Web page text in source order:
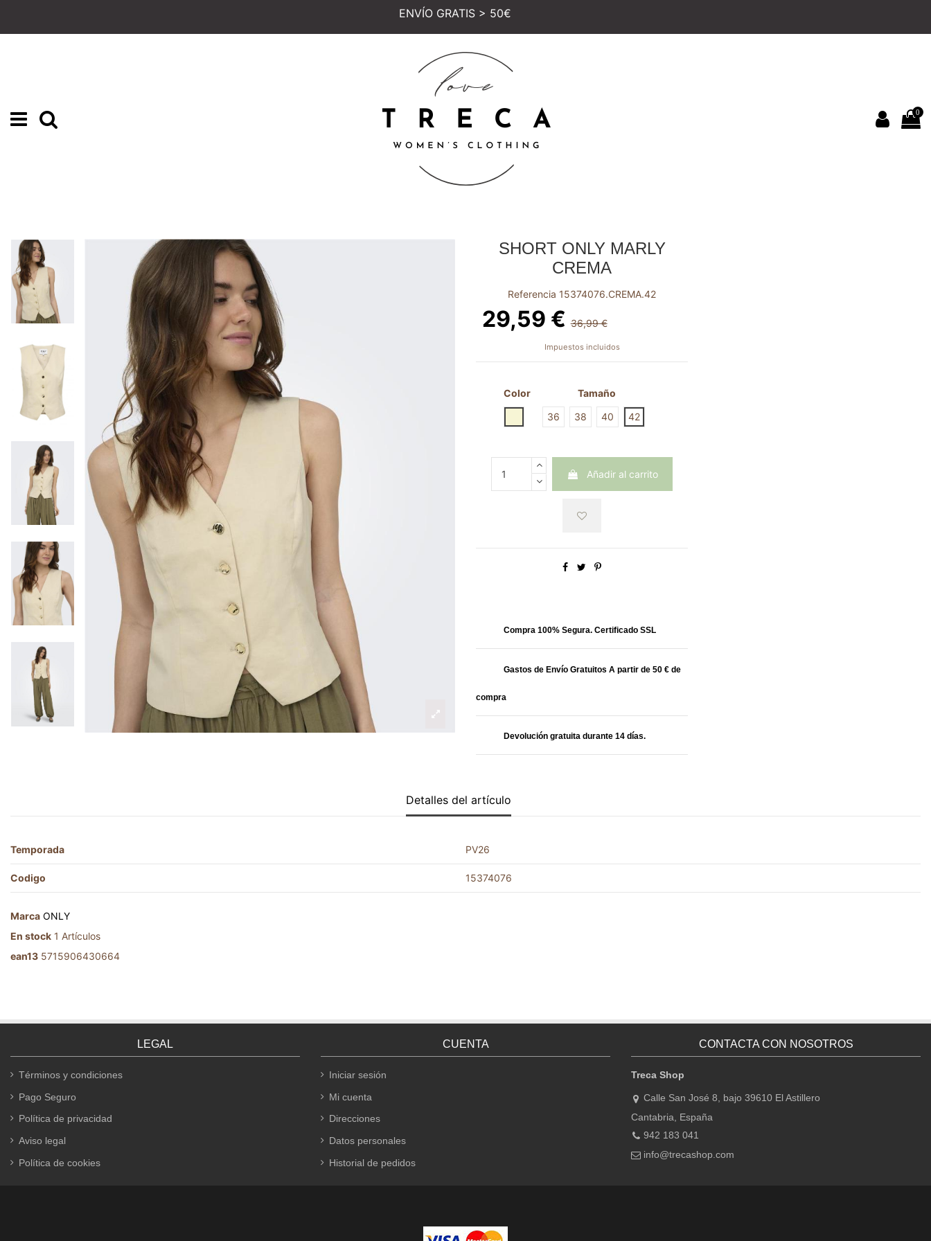
ENVÍO GRATIS > 50€
0
PRECIO REBAJADO
NUEVO
SHORT ONLY MARLY
CREMA
Referencia 15374076.CREMA.42
29,59 € 36,99 €
Impuestos incluidos
Color
Tamaño
36
38 40 42
Añadir al carrito
Compra 100% Segura. Certificado SSL
Gastos de Envío Gratuitos A partir de 50 € de
compra
Devolución gratuita durante 14 días.
Detalles del artículo
Temporada PV26
Codigo 15374076
Marca ONLY
En stock 1 Artículos
ean13 5715906430664
LEGAL
Términos y condiciones
Pago Seguro
Política de privacidad
Aviso legal
Política de cookies
CUENTA
Iniciar sesión
Mi cuenta
Direcciones
Datos personales
Historial de pedidos
CONTACTA CON NOSOTROS
Treca Shop
Calle San José 8, bajo 39610 El Astillero
Cantabria, España
942 183 041
info@trecashop.com